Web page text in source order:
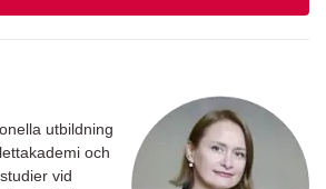
utbildning
och
vid